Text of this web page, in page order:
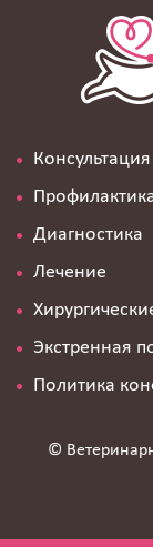
Консультация
Диагностика
Лечение
Экстренная
Политика
©